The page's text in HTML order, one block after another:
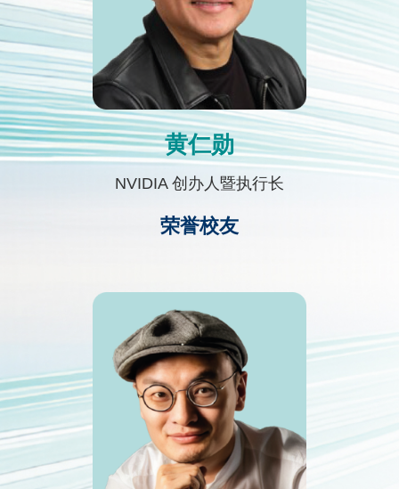
Text
黄仁勋
NVIDIA 创办人暨执行长
荣誉校友
Second
Column
图
Image